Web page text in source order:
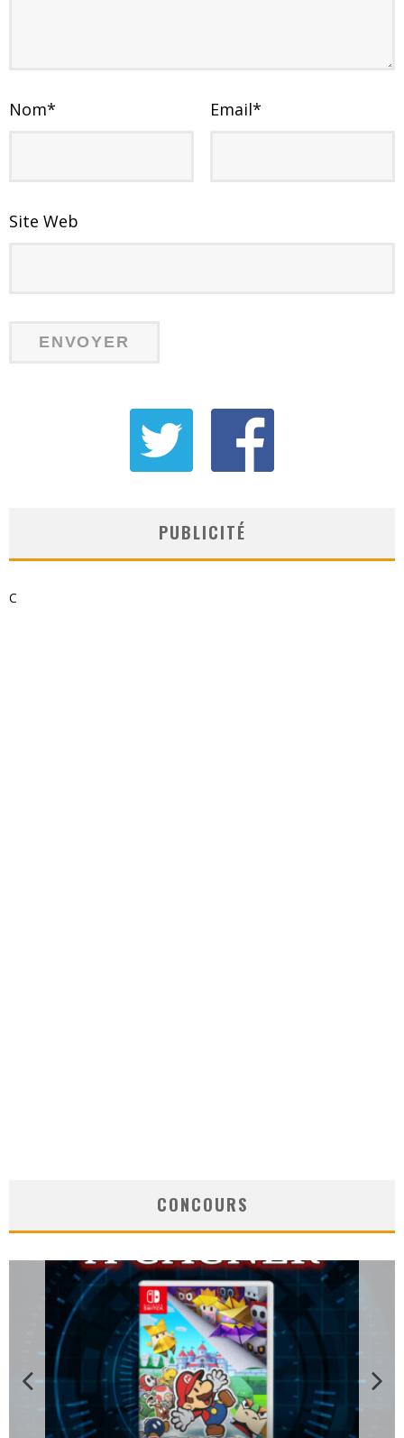
Nom* Email*
Site Web
PUBLICITÉ
C
CONCOURS